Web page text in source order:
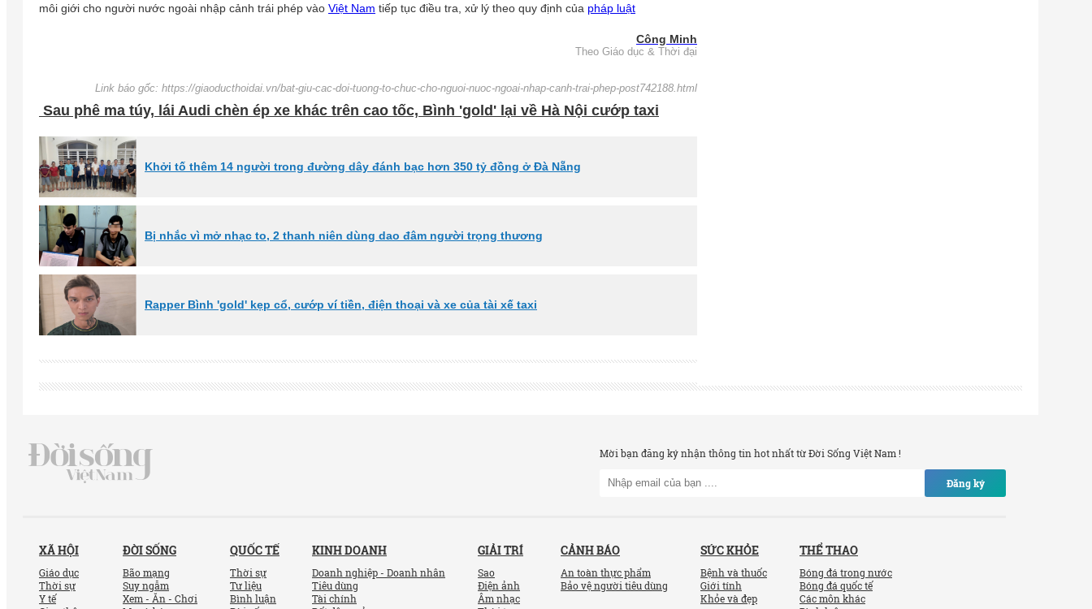
môi giới cho người nước ngoài nhập cảnh trái phép vào Việt Nam tiếp tục điều tra, xử lý theo quy định của pháp luật
Công Minh
Theo Giáo dục & Thời đại
Link báo gốc: https://giaoducthoidai.vn/bat-giu-cac-doi-tuong-to-chuc-cho-nguoi-nuoc-ngoai-nhap-canh-trai-phep-post742188.html
Sau phê ma túy, lái Audi chèn ép xe khác trên cao tốc, Bình 'gold' lại về Hà Nội cướp taxi
Khởi tố thêm 14 người trong đường dây đánh bạc hơn 350 tỷ đồng ở Đà Nẵng
Bị nhắc vì mở nhạc to, 2 thanh niên dùng dao đâm người trọng thương
Rapper Bình 'gold' kẹp cổ, cướp ví tiền, điện thoại và xe của tài xế taxi
Mời bạn đăng ký nhận thông tin hot nhất từ Đời Sống Việt Nam !
Đăng ký
XÃ HỘI
Giáo dục
Thời sự
Y tế
ĐỜI SỐNG
Bão mạng
Suy ngẫm
Xem - Ăn - Chơi
QUỐC TẾ
Thời sự
Tư liệu
Bình luận
KINH DOANH
Doanh nghiệp - Doanh nhân
Tiêu dùng
Tài chính
GIẢI TRÍ
Sao
Điện ảnh
Âm nhạc
CẢNH BÁO
An toàn thực phẩm
Bảo vệ người tiêu dùng
SỨC KHỎE
Bệnh và thuốc
Giới tính
Khỏe và đẹp
THỂ THAO
Bóng đá trong nước
Bóng đá quốc tế
Các môn khác